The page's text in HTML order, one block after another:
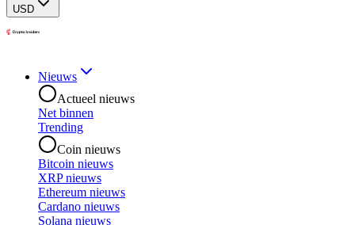
USD
Nieuws
Actueel nieuws
Net binnen
Trending
Coin nieuws
Bitcoin nieuws
XRP nieuws
Ethereum nieuws
Cardano nieuws
Solana nieuws